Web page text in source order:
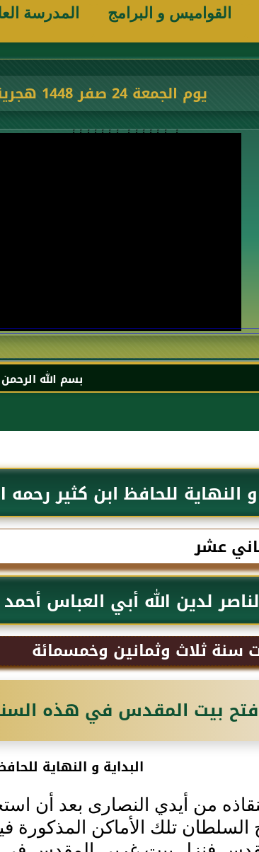
القواميس و البرامج المدرسة
يوم الجمعة 24 صفر 1448 هجرية
بسم الله الرحمن الرحيم
و النهاية للحافظ ابن كثير رحمه
عشر
لدين الله أبي العباس
سنة ثلاث وثمانين وخمسمائة
فتح بيت المقدس في هذه
البداية و النهاية
من أيدي النصارى بعد أن
السلطان تلك الأماكن